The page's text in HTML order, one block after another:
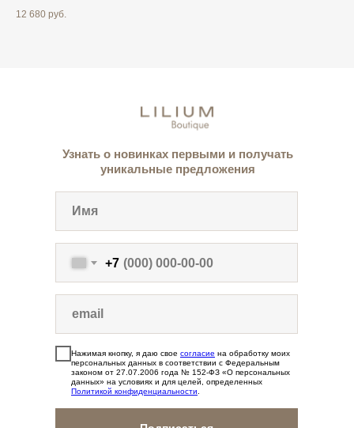
12 680 руб.
Узнать о новинках первыми и получать
уникальные предложения
+7
Нажимая кнопку, я даю свое согласие на обработку моих
персональных данных в соответствии с Федеральным
законом от 27.07.2006 года № 152-ФЗ «О персональных
данных» на условиях и для целей, определенных
Политикой конфиденциальности.